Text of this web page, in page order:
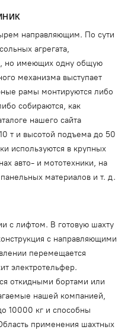
направляющим. По сути
агрегата,
но имеющих одну общую
механизма выступает
рамы монтируются либо
собираются, как
нашего сайта
т и высотой подъема до 50
используются в крупных
авто- и мототехники, на
материалов и т. д.
с лифтом. В готовую шахту
с направляющими
перемещается
электротельфер.
откидными бортами или
нашей компанией,
10000 кг и способны
применения шахтных